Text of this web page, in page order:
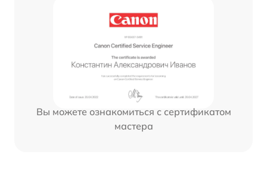
Вы можете ознакомиться с сертификатом
мастера